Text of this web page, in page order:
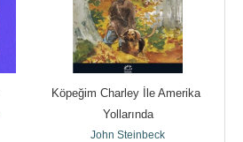
Köpeğim Charley İle Amerika
Yollarında
John Steinbeck